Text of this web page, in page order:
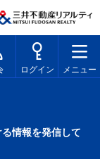
ログイン メニュー
情報を発信して